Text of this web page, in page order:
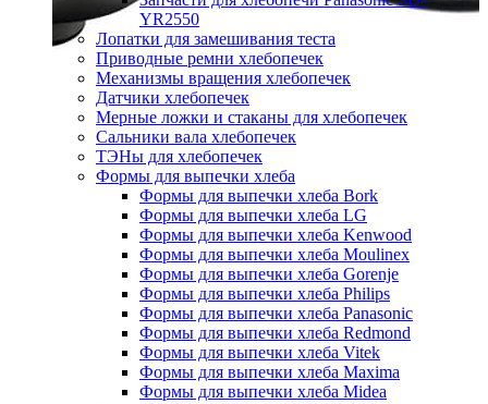
YR2550
Лопатки для замешивания теста
Приводные ремни хлебопечек
Механизмы вращения хлебопечек
Датчики хлебопечек
Мерные ложки и стаканы для хлебопечек
Сальники вала хлебопечек
ТЭНы для хлебопечек
Формы для выпечки хлеба
Формы для выпечки хлеба Bork
Формы для выпечки хлеба LG
Формы для выпечки хлеба Kenwood
Формы для выпечки хлеба Moulinex
Формы для выпечки хлеба Gorenje
Формы для выпечки хлеба Philips
Формы для выпечки хлеба Panasonic
Формы для выпечки хлеба Redmond
Формы для выпечки хлеба Vitek
Формы для выпечки хлеба Maxima
Формы для выпечки хлеба Midea